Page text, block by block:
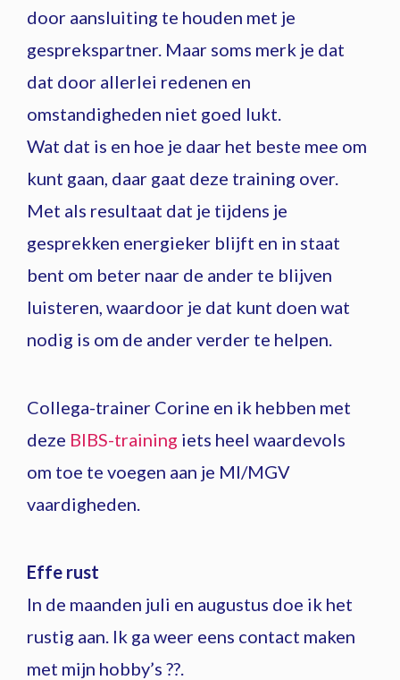
door aansluiting te houden met je
gesprekspartner. Maar soms merk je dat
dat door allerlei redenen en
omstandigheden niet goed lukt.
Wat dat is en hoe je daar het beste mee om
kunt gaan, daar gaat deze training over.
Met als resultaat dat je tijdens je
gesprekken energieker blijft en in staat
bent om beter naar de ander te blijven
luisteren, waardoor je dat kunt doen wat
nodig is om de ander verder te helpen.
Collega-trainer Corine en ik hebben met
deze BIBS-training iets heel waardevols
om toe te voegen aan je MI/MGV
vaardigheden.
Effe rust
In de maanden juli en augustus doe ik het
rustig aan. Ik ga weer eens contact maken
met mijn hobby’s ??.